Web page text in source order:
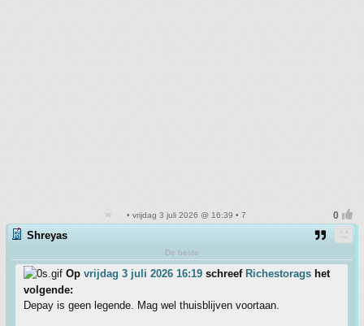
• vrijdag 3 juli 2026 @ 16:39 • 7
Shreyas
De beste
Op vrijdag 3 juli 2026 16:19 schreef Richestorags het
volgende:
Depay is geen legende. Mag wel thuisblijven voortaan.